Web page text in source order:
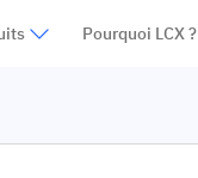
Pourquoi LCX ?